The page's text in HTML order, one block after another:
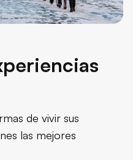
de vivir sus
las mejores